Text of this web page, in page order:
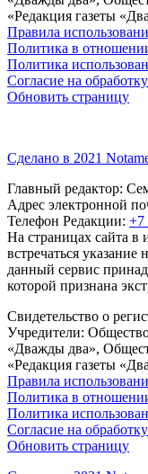
«Редакция газеты
Правила
Политика в
Политика
Согласие на
Обновить страницу
Сделано в 2021
Главный редактор:
Адрес электронной
Телефон Редакции: +7
На страницах сайта
встречаться
данный сервис
которой признана
Свидетельство о
Учредители:
«Дважды два»,
«Редакция газеты
Правила
Политика в
Политика
Согласие на
Обновить страницу